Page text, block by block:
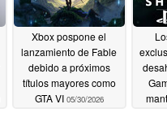
Xbox pospone el
lanzamiento de Fable
debido a próximos
títulos mayores como
GTA VI 05/30/2026